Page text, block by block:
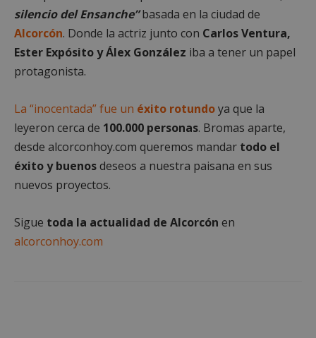
silencio del Ensanche”basada en la ciudad de
Alcorcón. Donde la actriz junto con Carlos Ventura,
Ester Expósito y Álex González iba a tener un papel
protagonista.
La “inocentada” fue un éxito rotundoya que la
leyeron cerca de 100.000 personas. Bromas aparte,
desde alcorconhoy.com queremos mandar todo el
éxito y buenosdeseos a nuestra paisana en sus
nuevos proyectos.
Sigue toda la actualidad de Alcorcón en
alcorconhoy.com
Cookies de preferencias
Cookies de funcionalidad
Cookies no clasificadas
inicio de sesión de usuario y la gestión de cuentas.
las cookies estrictamente necesarias.